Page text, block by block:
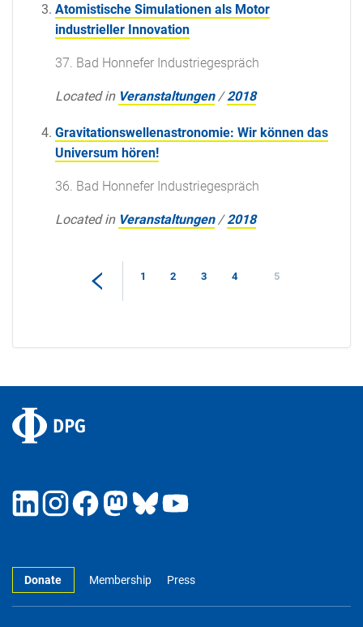
Atomistische Simulationen als Motor
industrieller Innovation
37. Bad Honnefer Industriegespräch
Located in Veranstaltungen /2018
Gravitationswellenastronomie: Wir können das
Universum hören!
36. Bad Honnefer Industriegespräch
Located in Veranstaltungen /2018
1 2 3 4 5
Donate Membership Press